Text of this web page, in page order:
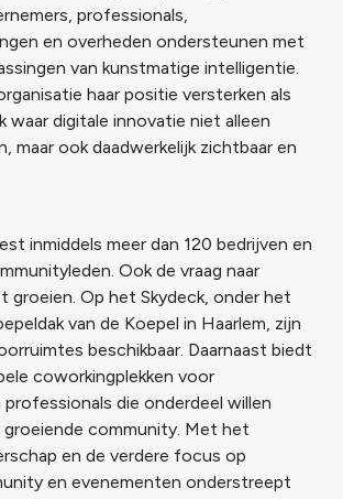
professionals,
en overheden ondersteunen met
van kunstmatige intelligentie.
haar positie versterken als
waar digitale innovatie niet alleen
maar ook daadwerkelijk zichtbaar en
inmiddels meer dan 120 bedrijven en
Ook de vraag naar
groeien. Op het Skydeck, onder het
van de Koepel in Haarlem, zijn
beschikbaar. Daarnaast biedt
coworkingplekken voor
die onderdeel willen
groeiende community. Met het
en de verdere focus op
en evenementen onderstreept